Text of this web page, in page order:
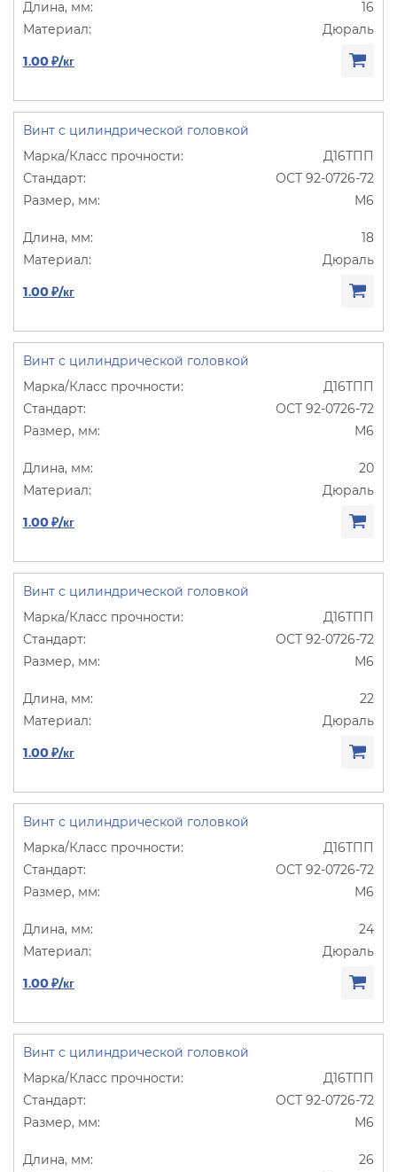
16
Дюраль
1.00 ₽/кг
Винт с цилиндрической головкой
Д16ТПП
ОСТ 92-0726-72
М6
18
Дюраль
1.00 ₽/кг
Винт с цилиндрической головкой
Д16ТПП
ОСТ 92-0726-72
М6
20
Дюраль
1.00 ₽/кг
Винт с цилиндрической головкой
Д16ТПП
ОСТ 92-0726-72
М6
22
Дюраль
1.00 ₽/кг
Винт с цилиндрической головкой
Д16ТПП
ОСТ 92-0726-72
М6
24
Дюраль
1.00 ₽/кг
Винт с цилиндрической головкой
Д16ТПП
ОСТ 92-0726-72
М6
26